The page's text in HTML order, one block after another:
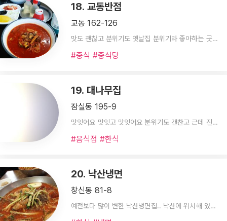
18. 교동반점
교동 162-126
맛도 괜찮고 분위기도 옛날집 분위기라 좋아하는 곳입니다.^^
#중식 #중식당
19. 대나무집
잠실동 195-9
맛잇어요 맛잇고 맛잇어요 분위기도 갠찬고 근데 진짜 맛잇어요 서비스도 좋아용 또먹고싶다 또 가서 먹으려구욘ㅋㄱㅋㅋㅋ 근데 진짜 반찬 하나 남김없이 싹싹 긁어먹구나오게 되는거같아요 ~!
#음식점 #한식
20. 낙산냉면
창신동 81-8
예전보다 많이 변한 낙산냉면집.. 낙산에 위치해 있었지만 종로구민회관근처로 이동했지요